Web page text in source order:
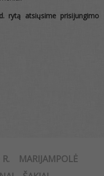
rytą atsiųsime prisijungimo
MARIJAMPOLĖ